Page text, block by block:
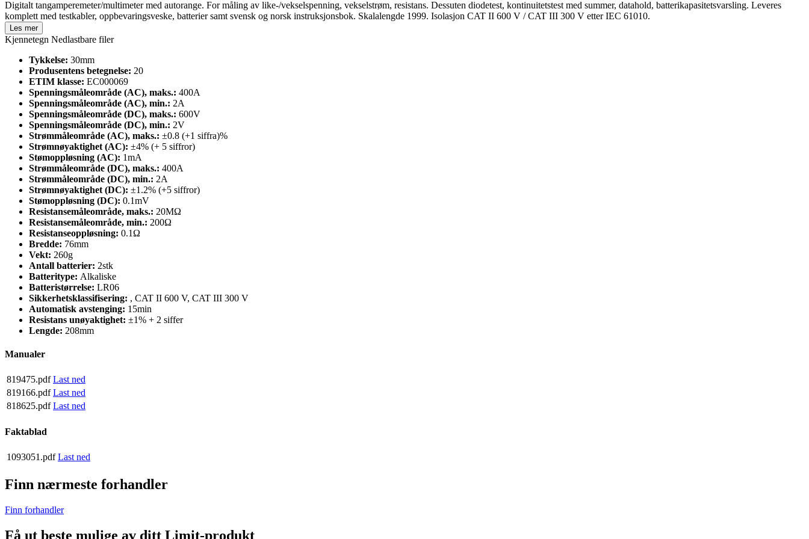
Digitalt tangamperemeter/multimeter med autorange. For måling av like-/vekselspenning, vekselstrøm, resistans. Dessuten diodetest, kontinuitetstest med summer, datahold, batterikapasitetsvarsling. Leveres
komplett med testkabler, oppbevaringsveske, batterier samt svensk og norsk instruksjonsbok. Skalalengde 1999. Isolasjon CAT II 600 V / CAT III 300 V etter IEC 61010.
Les mer
Kjennetegn Nedlastbare filer
Tykkelse: 30mm
Produsentens betegnelse: 20
ETIM klasse: EC000069
Spenningsmåleområde (AC), maks.: 400A
Spenningsmåleområde (AC), min.: 2A
Spenningsmåleområde (DC), maks.: 600V
Spenningsmåleområde (DC), min.: 2V
Strømmåleområde (AC), maks.: ±0.8 (+1 siffra)%
Strømnøyaktighet (AC): ±4% (+ 5 siffror)
Stømoppløsning (AC): 1mA
Strømmåleområde (DC), maks.: 400A
Strømmåleområde (DC), min.: 2A
Strømnøyaktighet (DC): ±1.2% (+5 siffror)
Stømoppløsning (DC): 0.1mV
Resistansemåleområde, maks.: 20MΩ
Resistansemåleområde, min.: 200Ω
Resistanseoppløsning: 0.1Ω
Bredde: 76mm
Vekt: 260g
Antall batterier: 2stk
Batteritype: Alkaliske
Batteristørrelse: LR06
Sikkerhetsklassifisering: , CAT II 600 V, CAT III 300 V
Automatisk avstenging: 15min
Resistans unøyaktighet: ±1% + 2 siffer
Lengde: 208mm
Manualer
819475.pdf Last ned
819166.pdf Last ned
818625.pdf Last ned
Faktablad
1093051.pdf Last ned
Finn nærmeste forhandler
Finn forhandler
Få ut beste mulige av ditt Limit-produkt